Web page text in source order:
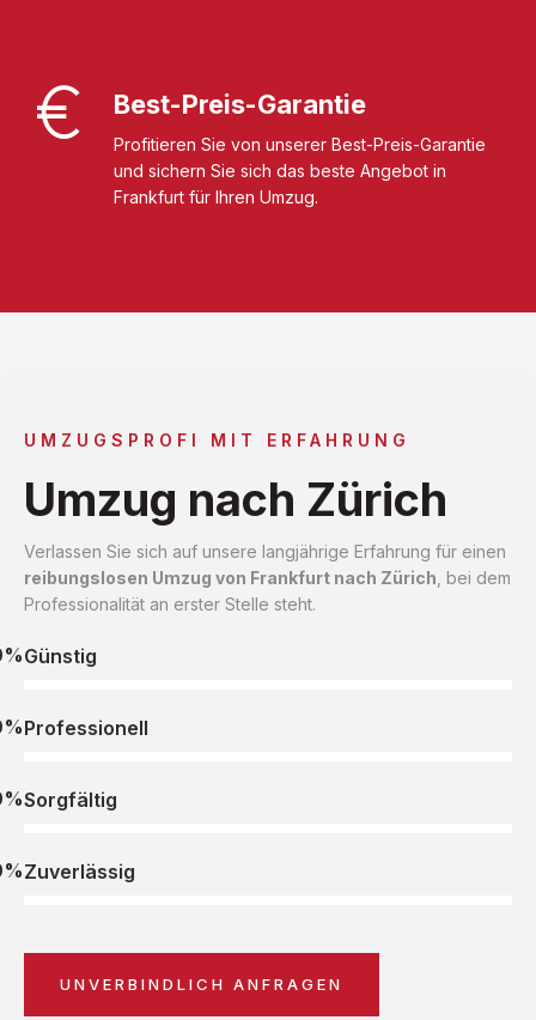
Best-Preis-Garantie
Profitieren Sie von unserer Best-Preis-Garantie
und sichern Sie sich das beste Angebot in
Frankfurt für Ihren Umzug.
UMZUGSPROFI MIT ERFAHRUNG
Umzug nach Zürich
Verlassen Sie sich auf unsere langjährige Erfahrung für einen
reibungslosen Umzug von Frankfurt nach Zürich , bei dem
Professionalität an erster Stelle steht.
Günstig
Professionell
Sorgfältig
Zuverlässig
UNVERBINDLICH ANFRAGEN